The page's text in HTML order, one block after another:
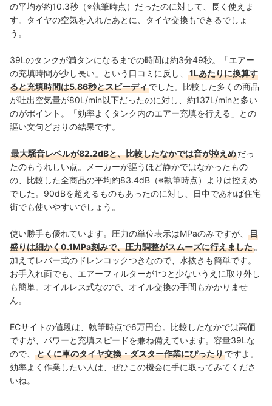
の平均が約10.3秒（※執筆時点）だったのに対して、長く使えま
す。タイヤの空気を入れたあとに、タイヤ交換もできるでしょ
う。
39Lのタンクが満タンになるまでの時間は約3分49秒。「エアー
の充填時間が少し長い」という口コミに反し、
1Lあたりに換算す
ると充填時間は5.86秒とスピーディでした。比較した多くの商品
が吐出空気量が80L/min以下だったのに対し、約137L/minと多い
のがポイント。「効率よくタンク内のエアー充填を行える」との
謳い文句どおりの結果です。
最大騒音レベルが82.2dBと、比較したなかでは音が控えめだっ
たのもうれしい点。メーカーが謳うほど静かではなかったもの
の、比較した全商品の平均約83.4dB（※執筆時点）よりは控えめ
でした。90dBを超えるものもあったのに対し、日中であれば住宅
街でも使いやすいでしょう。
使い勝手も優れています。圧力の単位表示はMPaのみですが、
目
盛りは細かく0.1MPa刻みで、圧力調整がスムーズに行えました 。
加えてレバー式のドレンコックつきなので、水抜きも簡単です。
お手入れ面でも、エアーフィルターが1つと少ないうえに取り外し
も簡単。オイルレス式なので、オイル交換の手間もかかりませ
ん。
ECサイトの値段は、執筆時点で6万円台。比較したなかでは高価
ですが、パワーと充填スピードを兼ね備えています。容量39Lな
ので、
とくに車のタイヤ交換・ダスター作業にぴったりですよ。
効率よく作業したい人は、ぜひこの機会に手に取ってみてくださ
いね。